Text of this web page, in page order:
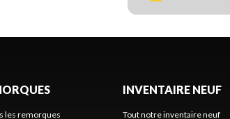
les remorques
INVENTAIRE NEUF
Tout notre inventaire neuf